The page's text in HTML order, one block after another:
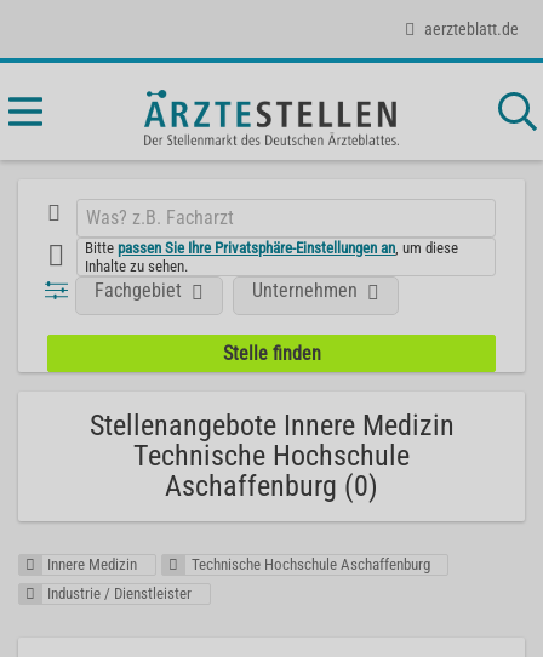
aerzteblatt.de
Bittepassen Sie Ihre Privatsphäre-Einstellungen an , um diese
Inhalte zu sehen.
Fachgebiet Unternehmen
Stellenangebote Innere Medizin
Technische Hochschule
Aschaffenburg (0)
Innere Medizin
Technische Hochschule Aschaffenburg
Industrie / Dienstleister